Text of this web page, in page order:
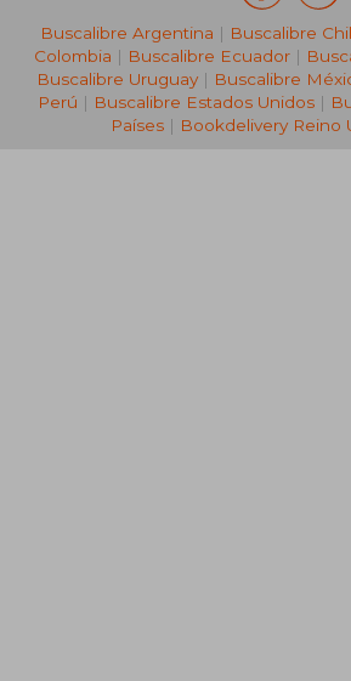
Buscalibre Argentina | Buscalibre
Colombia | Buscalibre Ecuador |
Buscalibre Uruguay| Buscalibre
Perú | Buscalibre Estados Unidos|
Países | Bookdelivery Reino